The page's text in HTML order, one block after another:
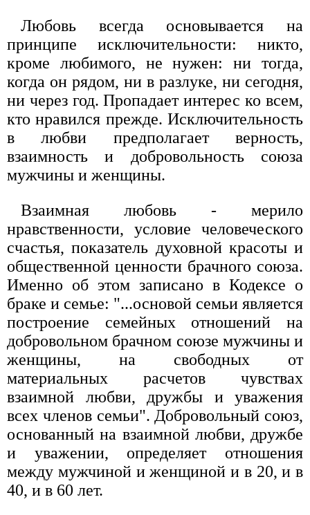
Любовь всегда основывается на
принципе исключительности: никто,
кроме любимого, не нужен: ни тогда,
когда он рядом, ни в разлуке, ни сегодня,
ни через год. Пропадает интерес ко всем,
кто нравился прежде. Исключительность
в любви предполагает верность,
взаимность и добровольность союза
мужчины и женщины.
Взаимная любовь - мерило
нравственности, условие человеческого
счастья, показатель духовной красоты и
общественной ценности брачного союза.
Именно об этом записано в Кодексе о
браке и семье: "...основой семьи является
построение семейных отношений на
добровольном брачном союзе мужчины и
женщины, на свободных от
материальных расчетов чувствах
взаимной любви, дружбы и уважения
всех членов семьи". Добровольный союз,
основанный на взаимной любви, дружбе
и уважении, определяет отношения
между мужчиной и женщиной и в 20, и в
40, и в 60 лет.